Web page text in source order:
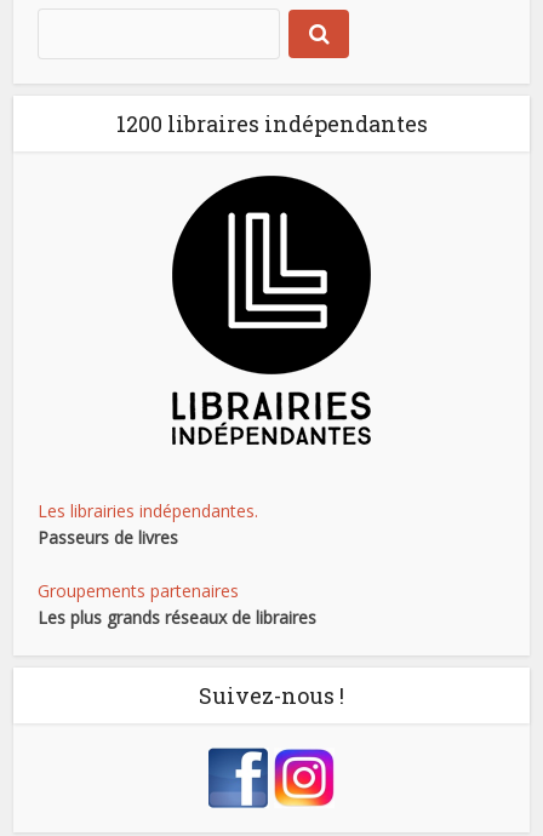
1200 libraires indépendantes
Les librairies indépendantes.
Passeurs de livres
Groupements partenaires
Les plus grands réseaux de libraires
Suivez-nous !